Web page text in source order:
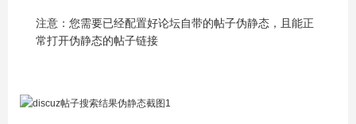
注意：您需要已经配置好论坛自带的帖子伪静态，且能正
常打开伪静态的帖子链接